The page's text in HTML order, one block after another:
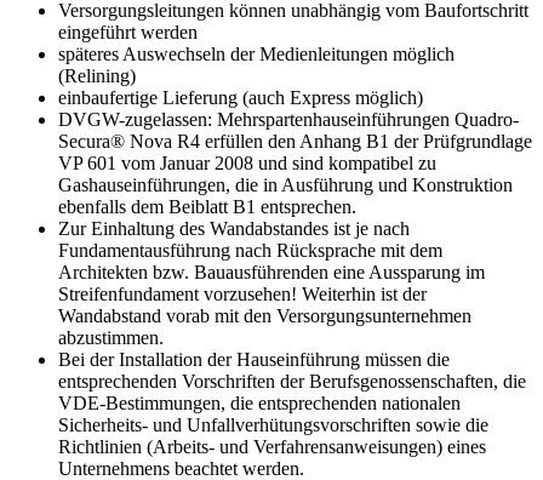
Versorgungsleitungen können unabhängig vom Baufortschritt
eingeführt werden
späteres Auswechseln der Medienleitungen möglich
(Relining)
einbaufertige Lieferung (auch Express möglich)
DVGW-zugelassen: Mehrspartenhauseinführungen Quadro-
Secura® Nova R4 erfüllen den Anhang B1 der Prüfgrundlage
VP 601 vom Januar 2008 und sind kompatibel zu
Gashauseinführungen, die in Ausführung und Konstruktion
ebenfalls dem Beiblatt B1 entsprechen.
Zur Einhaltung des Wandabstandes ist je nach
Fundamentausführung nach Rücksprache mit dem
Architekten bzw. Bauausführenden eine Aussparung im
Streifenfundament vorzusehen! Weiterhin ist der
Wandabstand vorab mit den Versorgungsunternehmen
abzustimmen.
Bei der Installation der Hauseinführung müssen die
entsprechenden Vorschriften der Berufsgenossenschaften, die
VDE-Bestimmungen, die entsprechenden nationalen
Sicherheits- und Unfallverhütungsvorschriften sowie die
Richtlinien (Arbeits- und Verfahrensanweisungen) eines
Unternehmens beachtet werden.